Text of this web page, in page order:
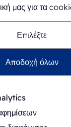
μας για τα
Επιλέξτε
Αποδοχή όλων